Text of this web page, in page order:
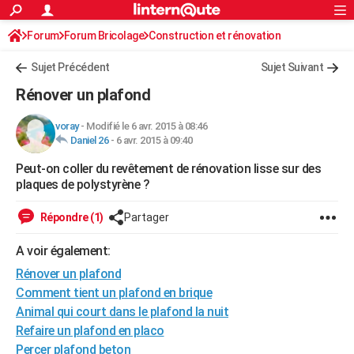
ACTUALITÉS
Politique
Société
Faits Divers
Education
Monde
Villes
+
FINANCE
Retraite
Impôts
Epargne
Immobilier
Risques naturels par ville
Banque
Assurance
Crédit
AUTO
Essais
Réserver un essai
Citadines
Berlines
SUV
Forum auto
+HIGH-TECH
Mobiles
Meilleur smartphone
Internet
Ordinateurs
Jeux vidéo
Guide high-tech
BRICOLAGE
WEEK-END
Guides de France
Escapades
Patrimoine
Expositions
Musées
Week-end nature
+LIFESTYLE
Art de vivre
Bien-être
Loisirs
Mode
Modes de vie
SANTE
Alimentation
Guide de la santé
Maladies
Médicaments
Sommeil
Rechercher
S'inscrire
Connexion
Forum Forum Bricolage Construction et rénovation
Sujet Précédent Sujet Suivant
Rénover un plafond
voray- Modifié le 6 avr. 2015 à 08:46
Daniel 26- 6 avr. 2015 à 09:40
Peut-on coller du revêtement de rénovation lisse sur des
plaques de polystyrène ?
Répondre (1) Partager
A voir également:
Rénover un plafond
Comment tient un plafond en brique
Animal qui court dans le plafond la nuit
Refaire un plafond en placo
Percer plafond beton